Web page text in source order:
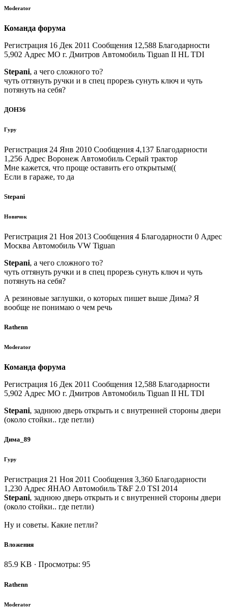
Moderator
Команда форума
Регистрация 16 Дек 2011 Сообщения 12,588 Благодарности
5,902 Адрес МО г. Дмитров Автомобиль Tiguan ІІ HL TDI
Stepani, а чего сложного то?
чуть оттянуть ручки и в спец прорезь сунуть ключ и чуть
потянуть на себя?
ДОН36
Гуру
Регистрация 24 Янв 2010 Сообщения 4,137 Благодарности
1,256 Адрес Воронеж Автомобиль Серый трактор
Мне кажется, что проще оставить его открытым((
Если в гараже, то да
Stepani
Новичок
Регистрация 21 Ноя 2013 Сообщения 4 Благодарности 0 Адрес
Москва Автомобиль VW Tiguan
Stepani, а чего сложного то?
чуть оттянуть ручки и в спец прорезь сунуть ключ и чуть
потянуть на себя?
А резиновые заглушки, о которых пишет выше Дима? Я
вообще не понимаю о чем речь
Rathenn
Moderator
Команда форума
Регистрация 16 Дек 2011 Сообщения 12,588 Благодарности
5,902 Адрес МО г. Дмитров Автомобиль Tiguan ІІ HL TDI
Stepani, заднюю дверь открыть и с внутренней стороны двери
(около стойки.. где петли)
Дима_89
Гуру
Регистрация 21 Ноя 2011 Сообщения 3,360 Благодарности
1,230 Адрес ЯНАО Автомобиль T&F 2.0 TSI 2014
Stepani, заднюю дверь открыть и с внутренней стороны двери
(около стойки.. где петли)
Ну и советы. Какие петли?
Вложения
85.9 KB · Просмотры: 95
Rathenn
Moderator